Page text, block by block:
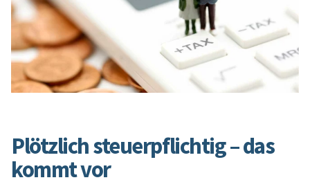
Plötzlich steuerpflichtig – das
kommt vor